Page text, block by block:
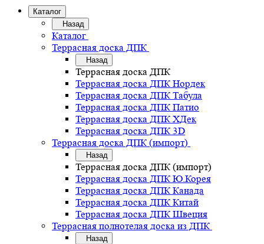
Каталог
Назад
Каталог
Террасная доска ДПК
Назад
Террасная доска ДПК
Террасная доска ДПК Нордек
Террасная доска ДПК Табула
Террасная доска ДПК Патио
Террасная доска ДПК ХДек
Террасная доска ДПК 3D
Террасная доска ДПК (импорт)
Назад
Террасная доска ДПК (импорт)
Террасная доска ДПК Ю.Корея
Террасная доска ДПК Канада
Террасная доска ДПК Китай
Террасная доска ДПК Швеция
Террасная полнотелая доска из ДПК
Назад